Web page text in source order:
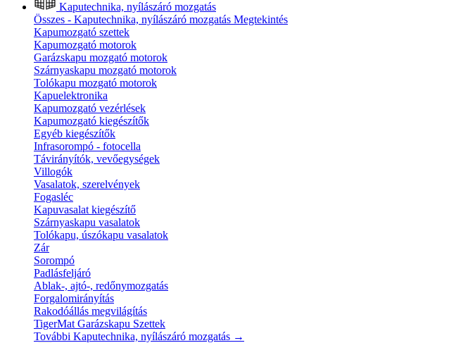
Kaputechnika, nyílászáró mozgatás
Összes - Kaputechnika, nyílászáró mozgatás Megtekintés
Kapumozgató szettek
Kapumozgató motorok
Garázskapu mozgató motorok
Szárnyaskapu mozgató motorok
Tolókapu mozgató motorok
Kapuelektronika
Kapumozgató vezérlések
Kapumozgató kiegészítők
Egyéb kiegészítők
Infrasorompó - fotocella
Távirányítók, vevőegységek
Villogók
Vasalatok, szerelvények
Fogasléc
Kapuvasalat kiegészítő
Szárnyaskapu vasalatok
Tolókapu, úszókapu vasalatok
Zár
Sorompó
Padlásfeljáró
Ablak-, ajtó-, redőnymozgatás
Forgalomirányítás
Rakodóállás megvilágítás
TigerMat Garázskapu Szettek
További Kaputechnika, nyílászáró mozgatás →